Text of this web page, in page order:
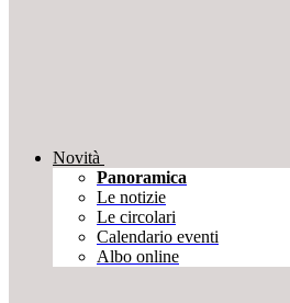
Novità
Panoramica
Le notizie
Le circolari
Calendario eventi
Albo online